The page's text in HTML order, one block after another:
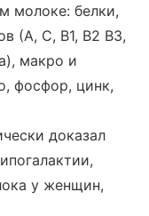
молоке: белки,
(А, С, В1, B2 В3,
макро и
фосфор, цинк,
доказал
у женщин,